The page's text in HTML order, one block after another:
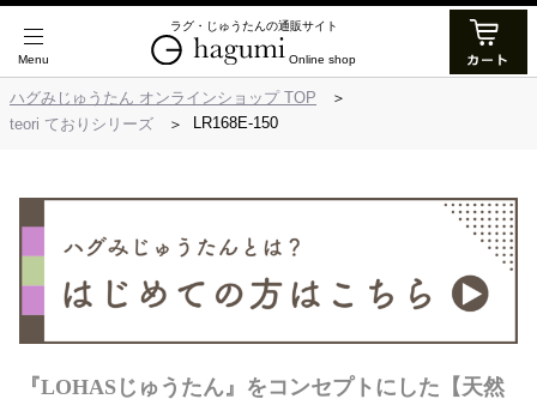
ラグ・じゅうたんの通販サイト
Online shop
ハグみじゅうたん オンラインショップ TOP
teori ておりシリーズ
LR168E-150
『LOHASじゅうたん』をコンセプトにした【天然